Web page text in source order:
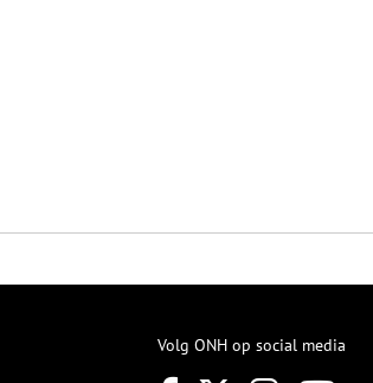
Volg ONH op social media